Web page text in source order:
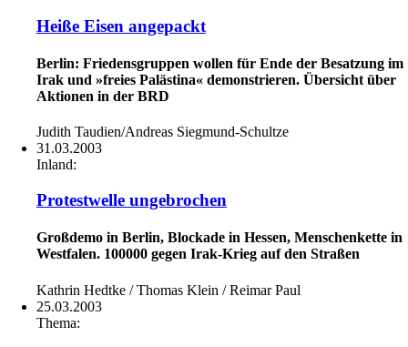
Heiße Eisen angepackt
Berlin: Friedensgruppen wollen für Ende der Besatzung im
Irak und »freies Palästina« demonstrieren. Übersicht über
Aktionen in der BRD
Judith Taudien/Andreas Siegmund-Schultze
31.03.2003
Inland:
Protestwelle ungebrochen
Großdemo in Berlin, Blockade in Hessen, Menschenkette in
Westfalen. 100000 gegen Irak-Krieg auf den Straßen
Kathrin Hedtke / Thomas Klein / Reimar Paul
25.03.2003
Thema: